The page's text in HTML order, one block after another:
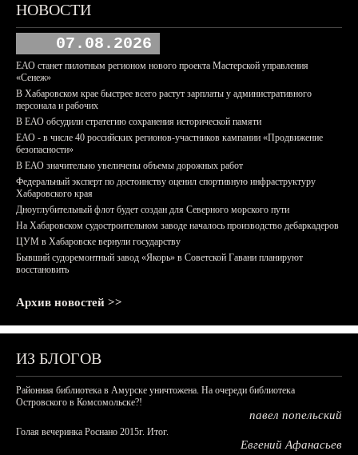
НОВОСТИ
07.08.2026
ЕАО станет пилотным регионом нового проекта Мастерской управления
«Сенеж»
В Хабаровском крае быстрее всего растут зарплаты у административного
персонала и рабочих
В ЕАО обсудили стратегию сохранения исторической памяти
ЕАО - в числе 40 российских регионов-участников кампании «Продвижение
безопасности»
В ЕАО значительно увеличены объемы дорожных работ
Федеральный эксперт по достоинству оценил спортивную инфраструктуру
Хабаровского края
Дноуглубительный флот будет создан для Северного морского пути
На Хабаровском судостроительном заводе началось производство дебаркадеров
ЦУМ в Хабаровске вернули государству
Бывший судоремонтный завод «Якорь» в Советской Гавани планируют
восстановить
Архив новостей >>
ИЗ БЛОГОВ
Районная библиотека в Амурске уничтожена. На очереди библиотека
Островского в Комсомольске?!
павел попельский
Голая вечеринка Роснано 2015г. Итог.
Евгений Афанасьев